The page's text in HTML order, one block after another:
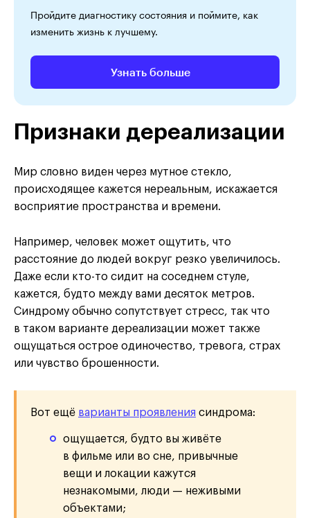
Пройдите диагностику состояния и поймите, как
изменить жизнь к лучшему.
Узнать больше
Признаки дереализации
Мир словно виден через мутное стекло,
происходящее кажется нереальным, искажается
восприятие пространства и времени.
Например, человек может ощутить, что
расстояние до людей вокруг резко увеличилось.
Даже если кто-то сидит на соседнем стуле,
кажется, будто между вами десяток метров.
Синдрому обычно сопутствует стресс, так что
в таком варианте дереализации может также
ощущаться острое одиночество, тревога, страх
или чувство брошенности.
Вот ещё варианты проявления синдрома:
ощущается, будто вы живёте
в фильме или во сне, привычные
вещи и локации кажутся
незнакомыми, люди — неживыми
объектами;